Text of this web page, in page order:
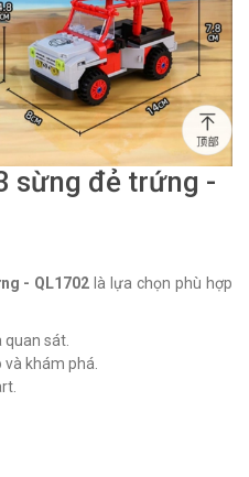
sừng đẻ trứng -
- QL1702 là lựa chọn phù hợp
quan sát.
khám phá.